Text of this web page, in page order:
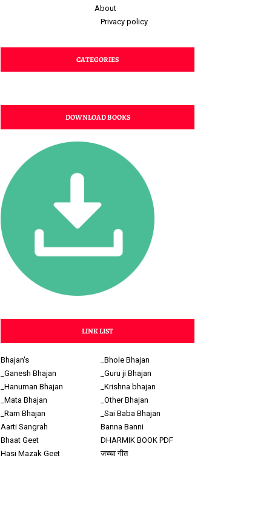
About
Privacy policy
CATEGORIES
DOWNLOAD BOOKS
LINK LIST
Bhajan's
_Bhole Bhajan
_Ganesh Bhajan
_Guru ji Bhajan
_Hanuman Bhajan
_Krishna bhajan
_Mata Bhajan
_Other Bhajan
_Ram Bhajan
_Sai Baba Bhajan
Aarti Sangrah
Banna Banni
Bhaat Geet
DHARMIK BOOK PDF
Hasi Mazak Geet
जच्चा गीत